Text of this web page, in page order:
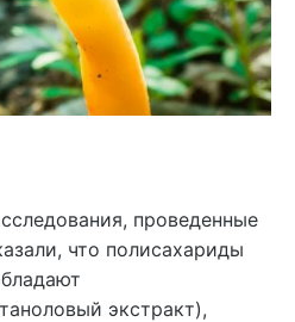
проведенные
что полисахариды
экстракт),